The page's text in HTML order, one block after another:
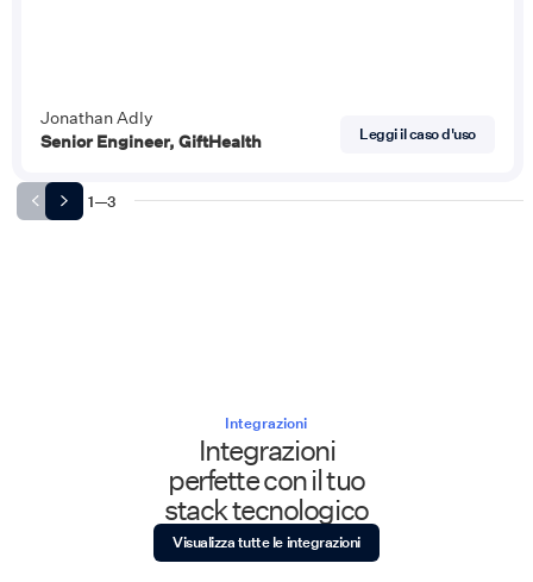
Jonathan Adly
Senior Engineer, GiftHealth
Leggi il caso d'uso
1—3
Integrazioni
Integrazioni
perfette con il tuo
stack tecnologico
Visualizza tutte le integrazioni